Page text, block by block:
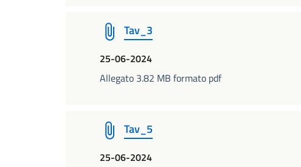
Tav_3
25-06-2024
Allegato 3.82 MB formato pdf
Tav_5
25-06-2024